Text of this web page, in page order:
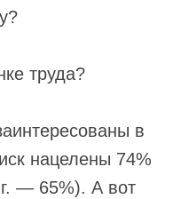
труда?
в
нацелены 74%
— 65%). А вот